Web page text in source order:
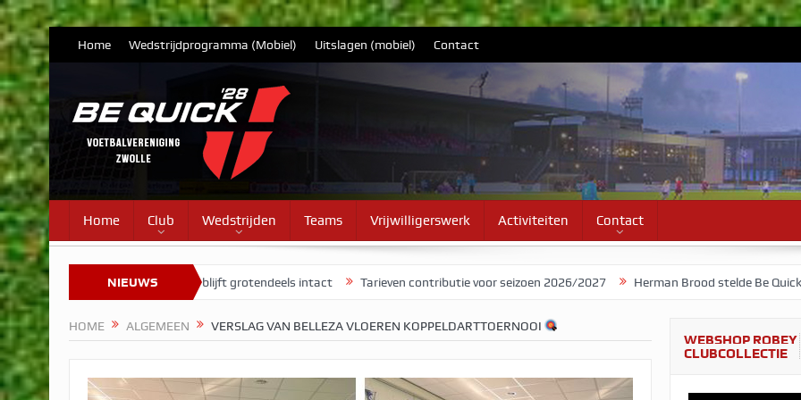
Home Wedstrijdprogramma (Mobiel) Uitslagen (mobiel) Contact
Home Club Wedstrijden Teams Vrijwilligerswerk Activiteiten Contact
NIEUWS
Vrouwen 1 blijft grotendeels intact Tarieven contributie voor seizoen 2026/2027 Herman Brood stelde Be Quick voor als bandnaam
HOME ALGEMEEN VERSLAG VAN BELLEZA VLOEREN KOPPELDARTTOERNOOI
WEBSHOP ROBEY
CLUBCOLLECTIE